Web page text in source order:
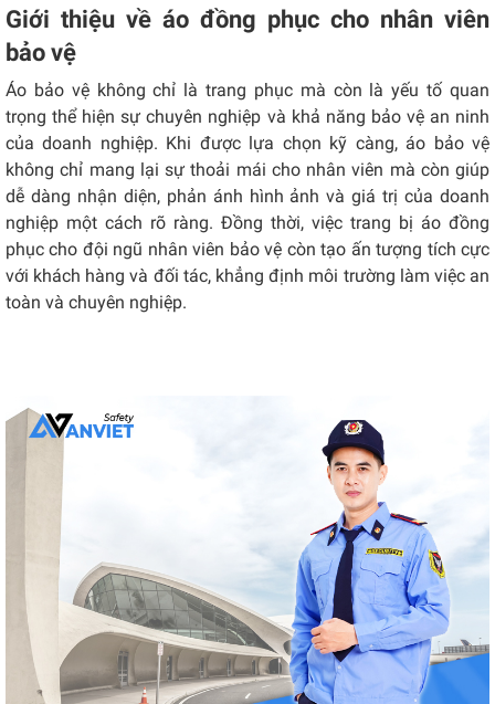
Giới thiệu về áo đồng phục cho nhân viên
bảo vệ
Áo bảo vệ không chỉ là trang phục mà còn là yếu tố quan
trọng thể hiện sự chuyên nghiệp và khả năng bảo vệ an ninh
của doanh nghiệp. Khi được lựa chọn kỹ càng, áo bảo vệ
không chỉ mang lại sự thoải mái cho nhân viên mà còn giúp
dễ dàng nhận diện, phản ánh hình ảnh và giá trị của doanh
nghiệp một cách rõ ràng. Đồng thời, việc trang bị áo đồng
phục cho đội ngũ nhân viên bảo vệ còn tạo ấn tượng tích cực
với khách hàng và đối tác, khẳng định môi trường làm việc an
toàn và chuyên nghiệp.